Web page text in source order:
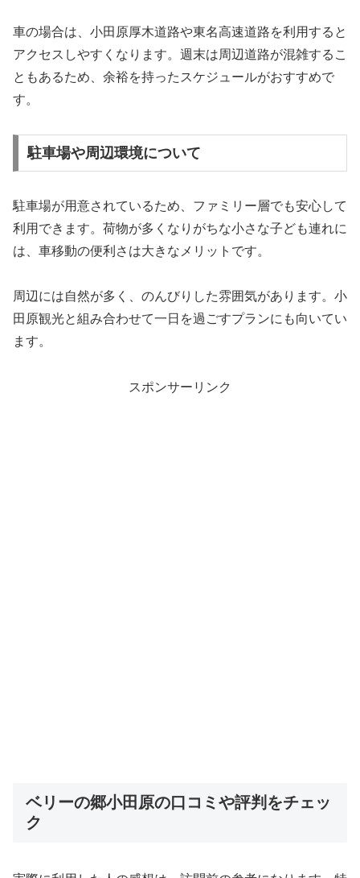
車の場合は、小田原厚木道路や東名高速道路を利用すると
アクセスしやすくなります。週末は周辺道路が混雑するこ
ともあるため、余裕を持ったスケジュールがおすすめで
す。
駐車場や周辺環境について
駐車場が用意されているため、ファミリー層でも安心して
利用できます。荷物が多くなりがちな小さな子ども連れに
は、車移動の便利さは大きなメリットです。
周辺には自然が多く、のんびりした雰囲気があります。小
田原観光と組み合わせて一日を過ごすプランにも向いてい
ます。
スポンサーリンク
ベリーの郷小田原の口コミや評判をチェッ
ク